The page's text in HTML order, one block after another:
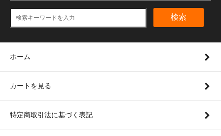
検索
ホーム
カートを見る
特定商取引法に基づく表記